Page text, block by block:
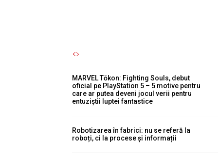
MARVEL Tōkon: Fighting Souls, debut
oficial pe PlayStation 5 – 5 motive pentru
care ar putea deveni jocul verii pentru
entuziștii luptei fantastice
Robotizarea în fabrici: nu se referă la
roboți, ci la procese și informații